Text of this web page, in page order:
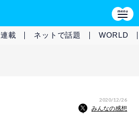
連載 ネットで話題 WORLD
2020/12/26
みんなの感想